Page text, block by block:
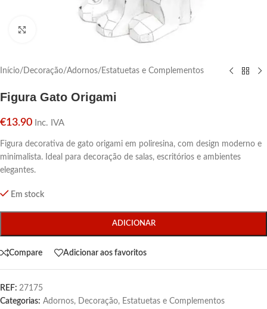
Click para aumentar
Início/ Decoração/Adornos/ Estatuetas e Complementos
Figura Gato Origami
€13.90 Inc. IVA
Figura decorativa de gato origami em poliresina, com design moderno e
minimalista. Ideal para decoração de salas, escritórios e ambientes
elegantes.
Em stock
ADICIONAR
Compare Adicionar aos favoritos
REF: 27175
Categorias: Adornos, Decoração, Estatuetas e Complementos